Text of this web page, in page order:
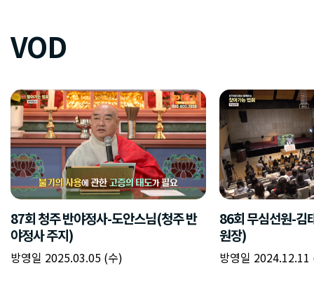
VOD
87회 청주 반야정사-도안스님(청주 반
야정사 주지)
방영일 2025.03.05 (수)
86회 무심선원-김
원장)
방영일 2024.12.11